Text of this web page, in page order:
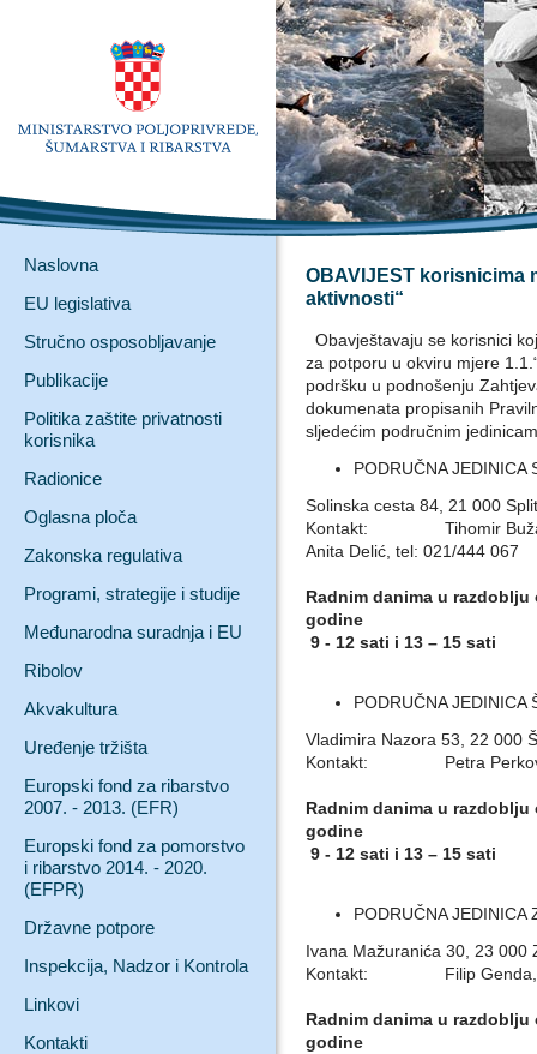
Naslovna
EU legislativa
Stručno osposobljavanje
Publikacije
Politika zaštite privatnosti
korisnika
Radionice
Oglasna ploča
Zakonska regulativa
Programi, strategije i studije
Međunarodna suradnja i EU
Ribolov
Akvakultura
Uređenje tržišta
Europski fond za ribarstvo
2007. - 2013. (EFR)
Europski fond za pomorstvo
i ribarstvo 2014. - 2020.
(EFPR)
Državne potpore
Inspekcija, Nadzor i Kontrola
Linkovi
Kontakti
OBAVIJEST korisnicima
aktivnosti“
Obavještavaju se korisnici
za potporu u okviru mjere
podršku u podnošenju
dokumenata propisanih
sljedećim područnim
PODRUČNA JEDINICA
Solinska cesta 84, 21 000 Split
Kontakt: Tihomir
Anita Delić, tel: 021/444 067
Radnim danima u
godine
9 - 12 sati i 13 – 15 sati
PODRUČNA JEDINICA
Vladimira Nazora 53, 22 000
Kontakt: Petra Perkov ili
Radnim danima u
godine
9 - 12 sati i 13 – 15 sati
PODRUČNA JEDINICA
Ivana Mažuranića 30, 23 000
Kontakt: Filip Genda,
Radnim danima u
godine